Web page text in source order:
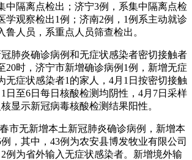
中隔离点检出；济宁3例，系集中隔离点检
学观察检出1例；济南2例，1例系主动就诊
鲁人员，系重点人员筛查检出。
肺炎确诊病例和无症状感染者密切接触者
20时，济宁市新增确诊病例1例，新增无症
无症状感染者1的家人，4月1日按密切接触
日至6日每日核酸检测均阴性，4月7日采样
显示新冠病毒核酸检测结果阳性。
市无新增本土新冠肺炎确诊病例，新增本
，其中，43例为农安县博发牧业有限公司
例为省外输入无症状感染者。新增境外输